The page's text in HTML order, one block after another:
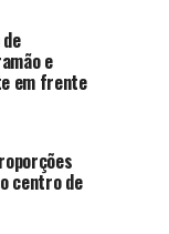
e
em frente
centro de